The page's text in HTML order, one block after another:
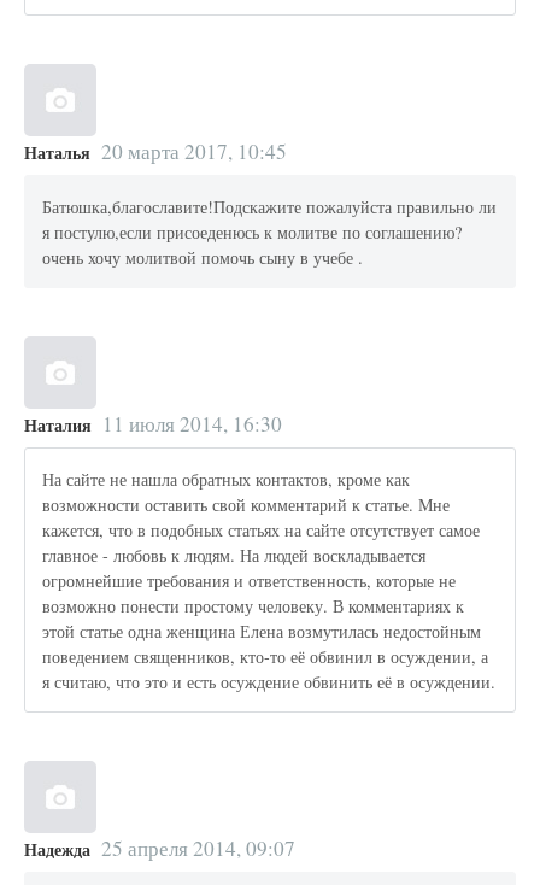
Наталья 20 марта 2017, 10:45
Батюшка,благославите!Подскажите пожалуйста правильно ли
я постулю,если присоеденюсь к молитве по соглашению?
очень хочу молитвой помочь сыну в учебе .
Наталия 11 июля 2014, 16:30
На сайте не нашла обратных контактов, кроме как
возможности оставить свой комментарий к статье. Мне
кажется, что в подобных статьях на сайте отсутствует самое
главное - любовь к людям. На людей воскладывается
огромнейшие требования и ответственность, которые не
возможно понести простому человеку. В комментариях к
этой статье одна женщина Елена возмутилась недостойным
поведением священников, кто-то её обвинил в осуждении, а
я считаю, что это и есть осуждение обвинить её в осуждении.
Надежда 25 апреля 2014, 09:07